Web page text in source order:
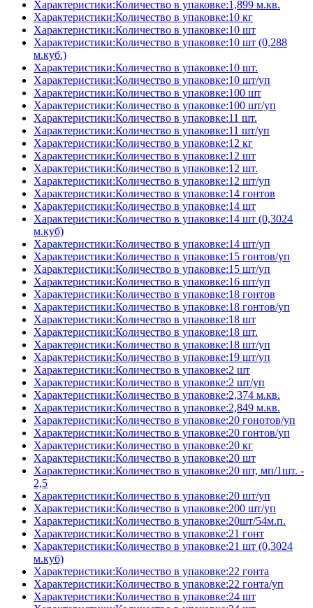
Характеристики:Количество в упаковке:1,899 м.кв.
Характеристики:Количество в упаковке:10 кг
Характеристики:Количество в упаковке:10 шт
Характеристики:Количество в упаковке:10 шт (0,288
м.куб.)
Характеристики:Количество в упаковке:10 шт.
Характеристики:Количество в упаковке:10 шт/уп
Характеристики:Количество в упаковке:100 шт
Характеристики:Количество в упаковке:100 шт/уп
Характеристики:Количество в упаковке:11 шт.
Характеристики:Количество в упаковке:11 шт/уп
Характеристики:Количество в упаковке:12 кг
Характеристики:Количество в упаковке:12 шт
Характеристики:Количество в упаковке:12 шт.
Характеристики:Количество в упаковке:12 шт/уп
Характеристики:Количество в упаковке:14 гонтов
Характеристики:Количество в упаковке:14 шт
Характеристики:Количество в упаковке:14 шт (0,3024
м.куб)
Характеристики:Количество в упаковке:14 шт/уп
Характеристики:Количество в упаковке:15 гонтов/уп
Характеристики:Количество в упаковке:15 шт/уп
Характеристики:Количество в упаковке:16 шт/уп
Характеристики:Количество в упаковке:18 гонтов
Характеристики:Количество в упаковке:18 гонтов/уп
Характеристики:Количество в упаковке:18 шт
Характеристики:Количество в упаковке:18 шт.
Характеристики:Количество в упаковке:18 шт/уп
Характеристики:Количество в упаковке:19 шт/уп
Характеристики:Количество в упаковке:2 шт
Характеристики:Количество в упаковке:2 шт/уп
Характеристики:Количество в упаковке:2,374 м.кв.
Характеристики:Количество в упаковке:2,849 м.кв.
Характеристики:Количество в упаковке:20 гонотов/уп
Характеристики:Количество в упаковке:20 гонтов/уп
Характеристики:Количество в упаковке:20 кг
Характеристики:Количество в упаковке:20 шт
Характеристики:Количество в упаковке:20 шт, мп/1шт. -
2,5
Характеристики:Количество в упаковке:20 шт/уп
Характеристики:Количество в упаковке:200 шт/уп
Характеристики:Количество в упаковке:20шт/54м.п.
Характеристики:Количество в упаковке:21 гонт
Характеристики:Количество в упаковке:21 шт (0,3024
м.куб)
Характеристики:Количество в упаковке:22 гонта
Характеристики:Количество в упаковке:22 гонта/уп
Характеристики:Количество в упаковке:24 шт